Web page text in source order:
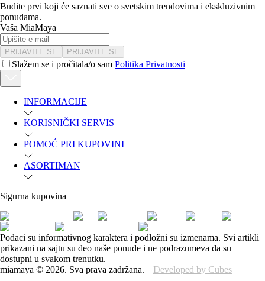
Budite prvi koji će saznati sve o svetskim trendovima i ekskluzivnim
ponudama.
Vaša MiaMaya
PRIJAVITE SE PRIJAVITE SE
Slažem se i pročitala/o sam Politika Privatnosti
INFORMACIJE
KORISNIČKI SERVIS
POMOĆ PRI KUPOVINI
ASORTIMAN
Sigurna kupovina
Podaci su informativnog karaktera i podložni su izmenama. Svi artikli
prikazani na sajtu su deo naše ponude i ne podrazumeva da su
dostupni u svakom trenutku.
miamaya © 2026. Sva prava zadržana. Developed by Cubes